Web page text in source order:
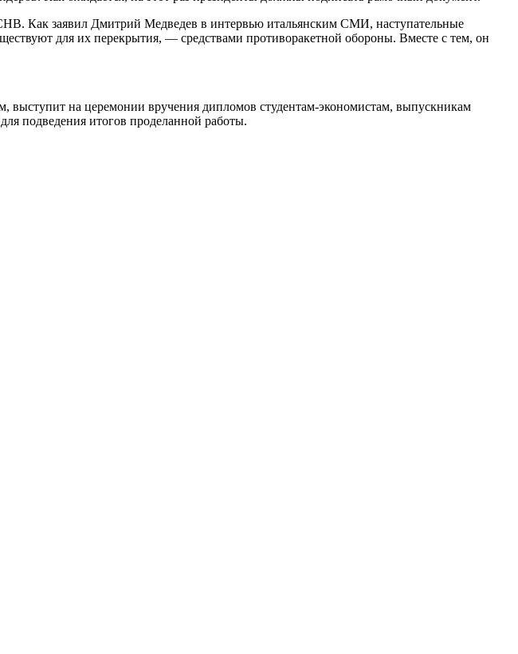
Как заявил Дмитрий Медведев в интервью итальянским СМИ, наступательные
для их перекрытия, — средствами противоракетной обороны. Вместе с тем, он
на церемонии вручения дипломов студентам-экономистам, выпускникам
подведения итогов проделанной работы.